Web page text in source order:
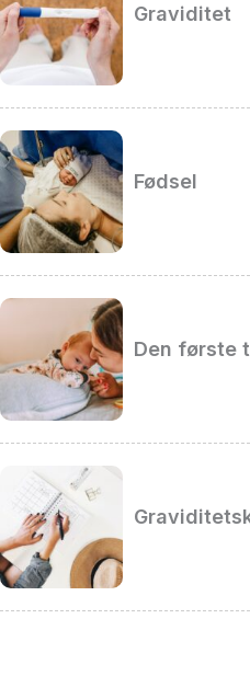
Graviditet
Fødsel
Den første